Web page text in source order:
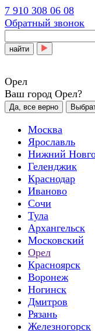
7 910 308 06 08
Обратный звонок
найти
Орел
Ваш город Орел?
Да, все верно
Москва
Ярославль
Нижний
Геленджик
Краснодар
Иваново
Сочи
Тула
Архангельск
Московский
Орел
Красноярск
Воронеж
Ногинск
Дмитров
Рязань
Железногорск